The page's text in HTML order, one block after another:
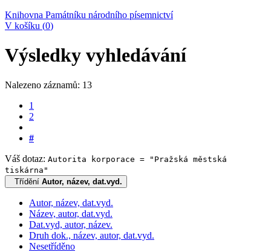
Knihovna Památníku národního písemnictví
V košíku (0)
Výsledky vyhledávání
Nalezeno záznamů: 13
1
2
#
Váš dotaz: Autorita korporace = "Pražská městská
tiskárna"
Třídění Autor, název, dat.vyd.
Autor, název, dat.vyd.
Název, autor, dat.vyd.
Dat.vyd, autor, název.
Druh dok., název, autor, dat.vyd.
Nesetříděno